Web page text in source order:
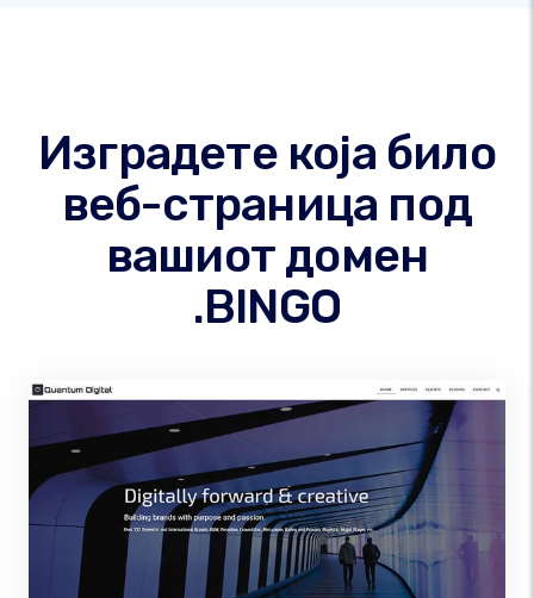
Изградете која било
веб-страница под
вашиот домен
.BINGO